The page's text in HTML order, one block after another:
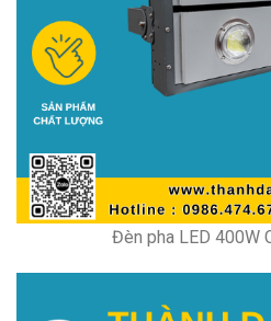
Đèn pha LED 400W